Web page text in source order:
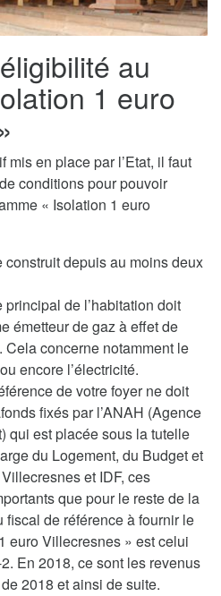
au
1 euro
mis en place par l’Etat, il faut
conditions pour pouvoir
« Isolation 1 euro
construit depuis au moins deux
de l’habitation doit
émetteur de gaz à effet de
concerne notamment le
encore l’électricité.
de votre foyer ne doit
fixés par l’ANAH (Agence
qui est placée sous la tutelle
du Logement, du Budget et
et IDF, ces
que pour le reste de la
fiscal de référence à fournir le
euro Villecresnes » est celui
En 2018, ce sont les revenus
2018 et ainsi de suite.